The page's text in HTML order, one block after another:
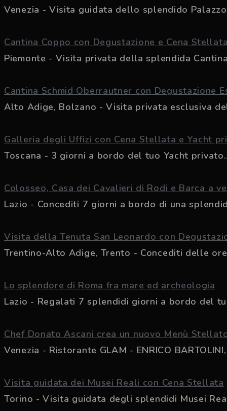
Venezia - Visita guidata dello splendido
Cantina Coppo con Degustazione e Cena
Piemonte - Visita privata della splendida
Cantina Schmid Oberrautner con Degustazione
Alto Adige, Bolzano - Visita privata esclusiva
Galleria degli Uffizi con Cena Stellata e Yacht
Toscana - 3 giorni a bordo del tuo Yacht
Colosseo, Casa dei Cavalieri di Rodi e Barca a
Lazio - Concediti 7 giorni a bordo di una
Visita della Tenuta San Leonardo con
Trentino-Alto Adige, Trento - Concediti delle
Lo splendore di Roma fra mare ed archeologia
Lazio - Regalati 7 splendidi giorni a bordo del
Chef Donato Ascani crea un nuovo Menù
Venezia - Ristorante GLAM - ENRICO
Visita guidata dei Musei Reali con Cena Stellata
Torino - Visita guidata degli splendidi Musei